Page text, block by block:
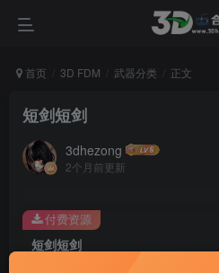
首页 3D FDM 武器分类 正文
短剑短剑
3dhezong
2个月前更新
短剑短剑
付费资源